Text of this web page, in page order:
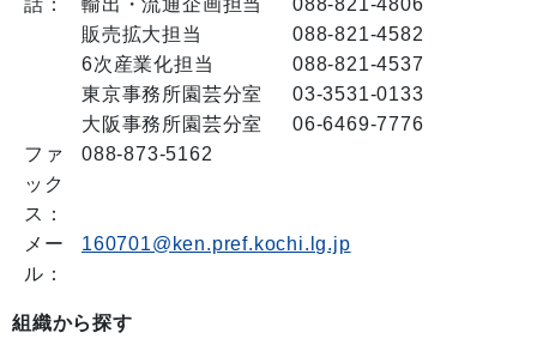
話：
輸出・流通企画担当
088-821-4806
販売拡大担当
088-821-4582
6次産業化担当
088-821-4537
東京事務所園芸分室
03-3531-0133
大阪事務所園芸分室
06-6469-7776
ファ
ック
ス：
088-873-5162
メー
ル：
160701@ken.pref.kochi.lg.jp
組織から探す